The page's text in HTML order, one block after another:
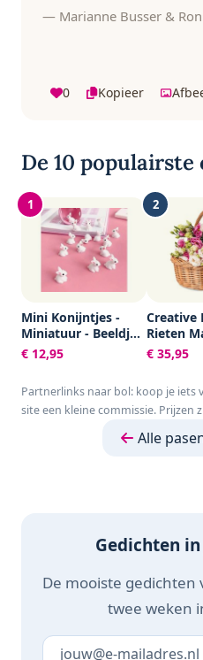
— Marianne Busser &
0 Kopieer
De 10 populairste
1
Mini Konijntjes -
Miniatuur - Beeldjes
- Wit - Konijn - 20
stuks - Pasen -
Landschap - DIY
€ 12,95
2
Creative
Rieten
Handvat |
Picnic
€ 35,95
Partnerlinks naar bol: koop je iets
site een kleine commissie. Prijzen
Alle
Gedichten
De mooiste gedichten
twee weken
Laat dit veld leeg